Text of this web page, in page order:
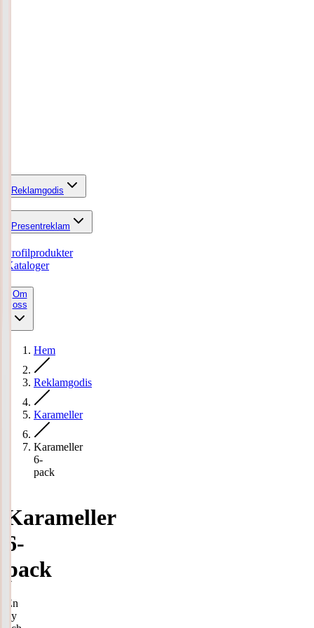
Reklamgodis
Presentreklam
Profilprodukter
Kataloger
Om
oss
Hem
Reklamgodis
Karameller
Karameller
6-
pack
Karameller
6-
pack
En
ny